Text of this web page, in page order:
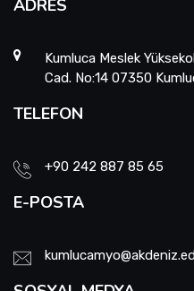
ADRES
Kumluca Meslek
Cad. No:14 07350
TELEFON
+90 242 887 85 65
E-POSTA